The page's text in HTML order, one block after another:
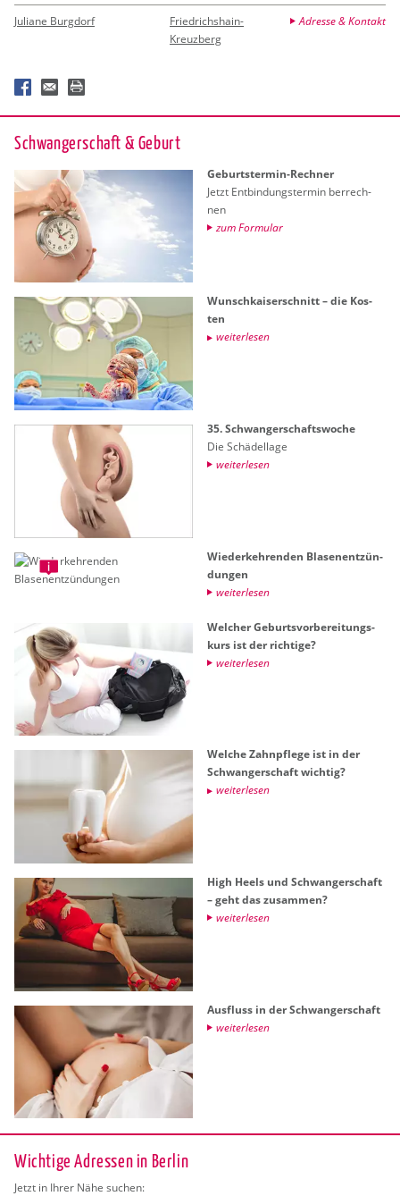
Juliane Burgdorf
Friedrichshain-
Kreuzberg
Adresse & Kontakt
Schwan­ger­schaft & Ge­burt
Ge­burts­ter­min-Rech­ner
Jetzt Ent­bin­dungs­ter­min ber­rech­
nen
zum For­mu­lar
Wunsch­kai­ser­schnitt – die Kos­
ten
wei­ter­le­sen
35. Schwan­ger­schafts­wo­che
Die Schä­del­la­ge
wei­ter­le­sen
Wie­der­keh­ren­den Bla­sen­ent­zün­
dun­gen
wei­ter­le­sen
Wel­cher Ge­burts­vor­be­rei­tungs­
kurs ist der rich­ti­ge?
wei­ter­le­sen
Wel­che Zahn­pfle­ge ist in der
Schwan­ger­schaft wich­tig?
wei­ter­le­sen
High Heels und Schwan­ger­schaft
– geht das zu­sam­men?
wei­ter­le­sen
Aus­fluss in der Schwan­ger­schaft
wei­ter­le­sen
Wichtige Adressen in Berlin
Jetzt in Ihrer Nähe suchen: